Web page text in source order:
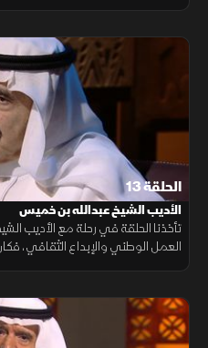
الحلقة 13
الأديب الشيخ عبدالله بن خميس
تأخذنا الحلقة في رحلة مع الأديب
العمل الوطني والإبداع الثقافي،